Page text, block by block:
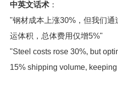
中英文话术 ：
"钢材成本上涨30%，但我们
运体积，总体费用仅增5%"
"Steel costs rose 30%, but
15% shipping volume,